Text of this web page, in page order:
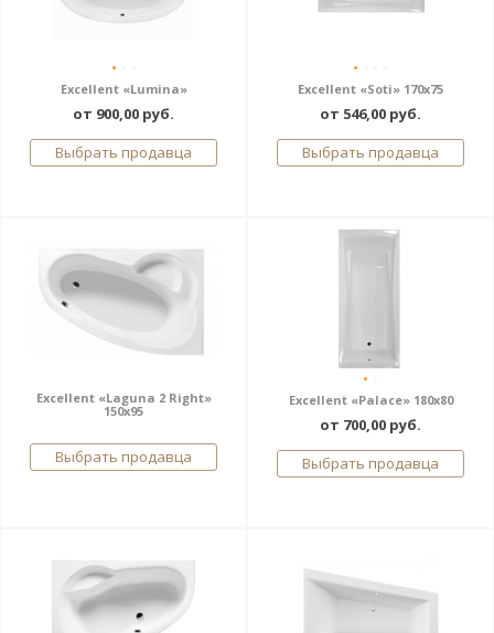
Excellent «Lumina»
от 900,00 руб.
Выбрать продавца
Excellent «Soti» 170x75
от 546,00 руб.
Выбрать продавца
Excellent «Laguna 2 Right»
150x95
Выбрать продавца
Excellent «Palace» 180x80
от 700,00 руб.
Выбрать продавца